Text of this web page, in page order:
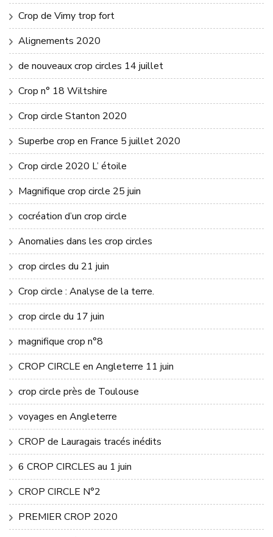
Crop de Vimy trop fort
Alignements 2020
de nouveaux crop circles 14 juillet
Crop n° 18 Wiltshire
Crop circle Stanton 2020
Superbe crop en France 5 juillet 2020
Crop circle 2020 L’ étoile
Magnifique crop circle 25 juin
cocréation d’un crop circle
Anomalies dans les crop circles
crop circles du 21 juin
Crop circle : Analyse de la terre.
crop circle du 17 juin
magnifique crop n°8
CROP CIRCLE en Angleterre 11 juin
crop circle près de Toulouse
voyages en Angleterre
CROP de Lauragais tracés inédits
6 CROP CIRCLES au 1 juin
CROP CIRCLE N°2
PREMIER CROP 2020